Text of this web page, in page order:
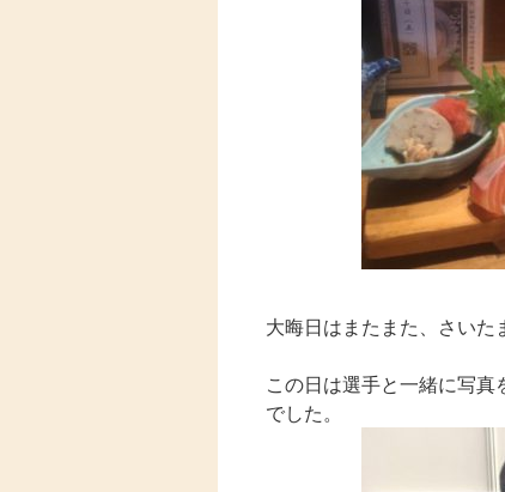
大晦日はまたまた、さいた
この日は選手と一緒に写
でした。